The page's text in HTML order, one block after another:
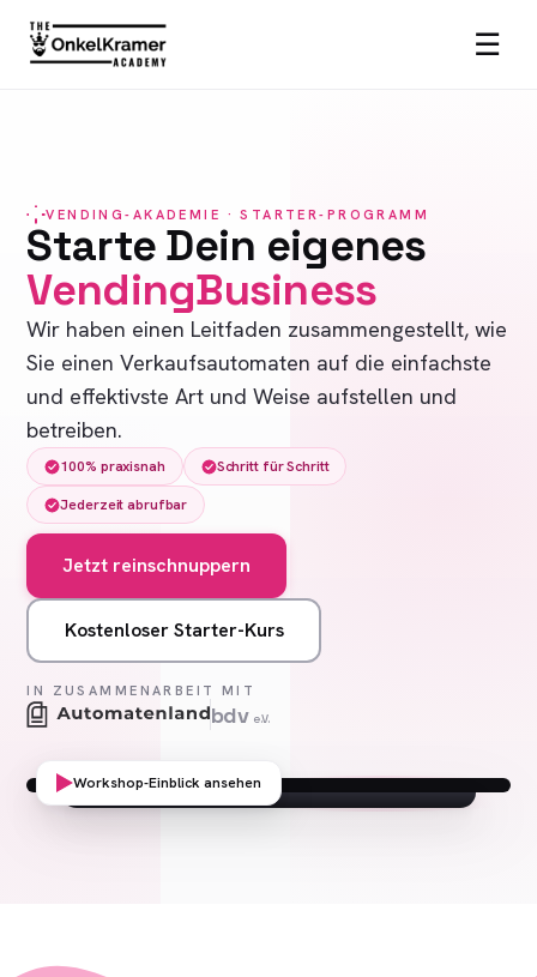
☰
VENDING-AKADEMIE · STARTER-PROGRAMM
Starte Dein eigenes
VendingBusiness
Wir haben einen Leitfaden zusammengestellt, wie
Sie einen Verkaufsautomaten auf die einfachste
und effektivste Art und Weise aufstellen und
betreiben.
100% praxisnah
Schritt für Schritt
Jederzeit abrufbar
Jetzt reinschnuppern
Kostenloser Starter-Kurs
IN ZUSAMMENARBEIT MIT
bdve.V.
Workshop-Einblick ansehen